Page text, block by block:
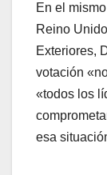
En el
Reino
Exteriores,
votación
«todos los
esa